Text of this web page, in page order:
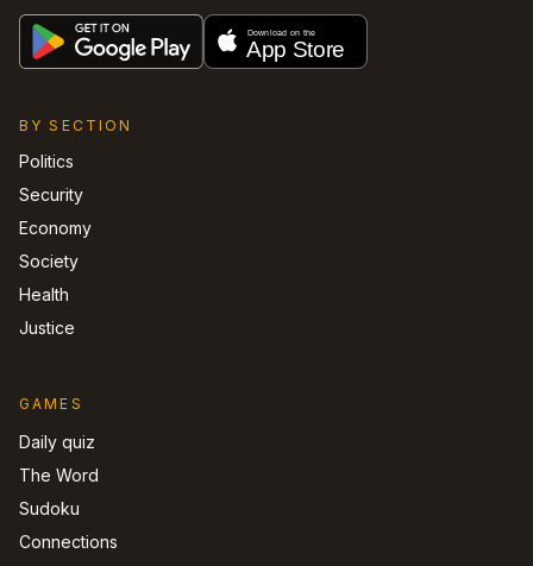
BY SECTION
Politics
Security
Economy
Society
Health
Justice
GAMES
Daily quiz
The Word
Sudoku
Connections